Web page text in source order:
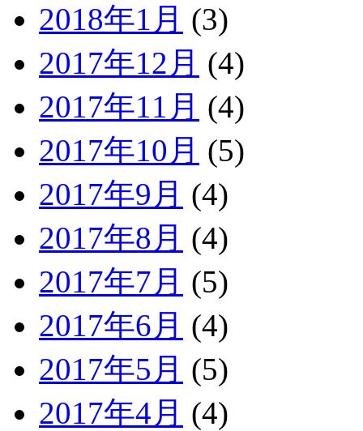
2018年1月 (3)
2017年12月 (4)
2017年11月 (4)
2017年10月 (5)
2017年9月 (4)
2017年8月 (4)
2017年7月 (5)
2017年6月 (4)
2017年5月 (5)
2017年4月 (4)